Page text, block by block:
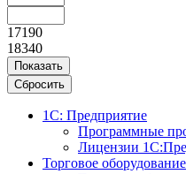
17190
18340
Показать
Сбросить
1С: Предприятие
Программные
Лицензии
Торговое оборудование